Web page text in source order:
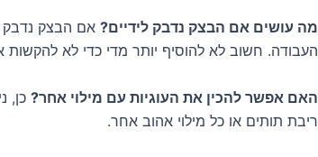
מה עושים אם הבצק נדבק לידיים? אם הבצק נדבק
העבודה. חשוב לא להוסיף יותר מדי כדי לא
האם אפשר להכין את העוגיות עם מילוי אחר? כן,
ריבת תותים או כל מילוי אהוב אחר.